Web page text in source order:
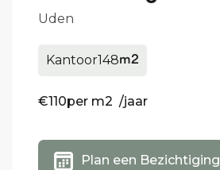
Uden
Kantoor148m2
€110per m2 /jaar
Plan een Bezichtiging